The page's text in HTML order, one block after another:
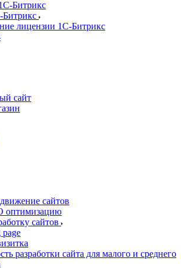
лицензии 1С-Битрикс
сайт
сайтов
оптимизацию
сайтов
разработки сайта для малого и среднего